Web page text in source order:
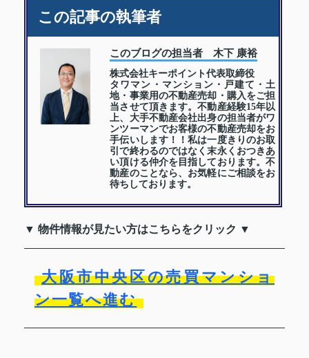
この記事の執筆者
このブログの担当者 木下 康裕
株式会社キーポイント代表取締役
タワマン・マンション・戸建て・土
地・事業用の不動産売却・購入をご担
当させて頂きます。不動産経験15年以
上、大手不動産会社出身の担当者がワ
ンツーマンでお客様の不動産売却をお
手伝いします！！私は一度きりのお取
引で終わるのではなく末永くおつきあ
い頂ける仲介を目指しております。不
動産のことなら、お気軽にご相談をお
待ちしております。
▼ 物件情報が見たい方はこちらをクリック ▼
大阪市中央区の売買マンショ
ン一覧へ進む